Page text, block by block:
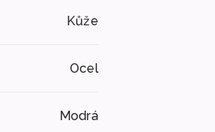
Kůže
Ocel
Modrá